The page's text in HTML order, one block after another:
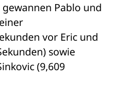
Pablo und
vor Eric und
sowie
(9,609